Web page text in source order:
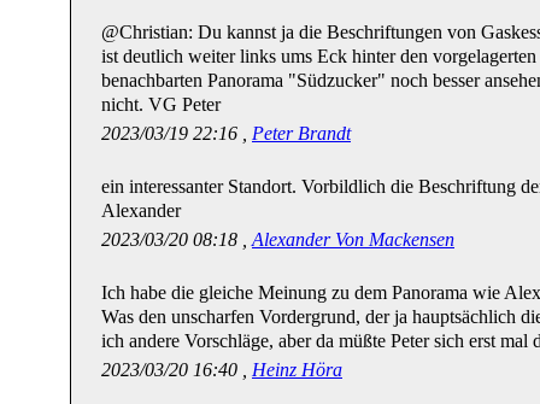
@Christian: Du kannst ja die Beschriftungen von
ist deutlich weiter links ums Eck hinter den
benachbarten Panorama "Südzucker" noch besser
nicht. VG Peter
2023/03/19 22:16 , Peter Brandt
ein interessanter Standort. Vorbildlich die Beschriftung
Alexander
2023/03/20 08:18 , Alexander Von Mackensen
Ich habe die gleiche Meinung zu dem Panorama wie
Was den unscharfen Vordergrund, der ja hauptsächlich
ich andere Vorschläge, aber da müßte Peter sich erst mal
2023/03/20 16:40 , Heinz Höra